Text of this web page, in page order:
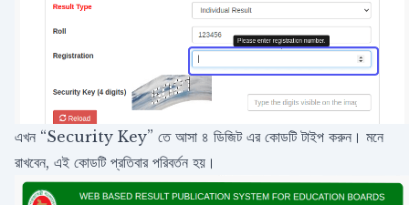
এখন “Security Key” তে আসা ৪ ডিজিট এর কোডটি টাইপ করুন। মনে
রাখবেন, এই কোডটি প্রতিবার পরিবর্তন হয়।